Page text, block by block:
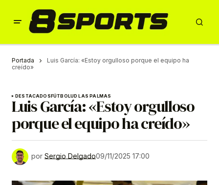
Portada
Luis García: «Estoy orgulloso porque el equipo ha
creído»
DESTACADOSFÚTBOLUD LAS PALMAS
Luis García: «Estoy orgulloso
porque el equipo ha creído»
por Sergio Delgado09/11/2025 17:00